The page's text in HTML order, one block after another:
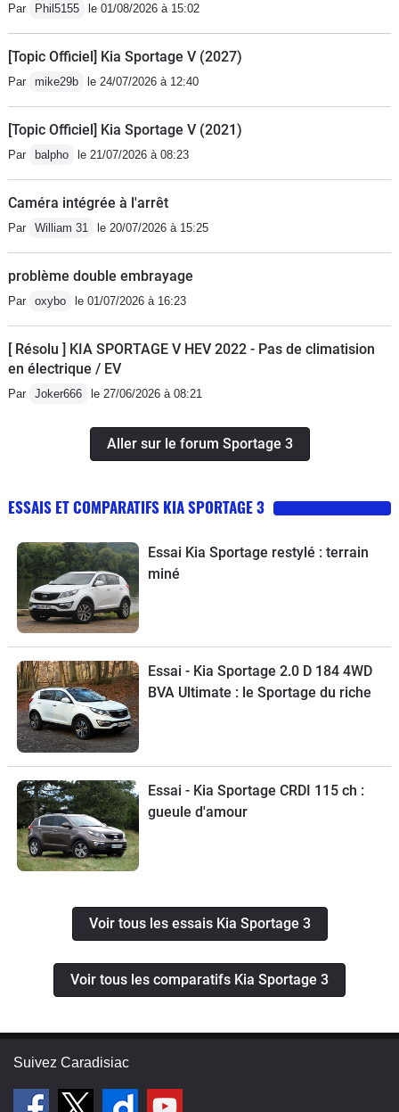
Par Phil5155 le 01/08/2026 à 15:02
[Topic Officiel] Kia Sportage V (2027)
Par mike29b le 24/07/2026 à 12:40
[Topic Officiel] Kia Sportage V (2021)
Par balpho le 21/07/2026 à 08:23
Caméra intégrée à l'arrêt
Par William 31 le 20/07/2026 à 15:25
problème double embrayage
Par oxybo le 01/07/2026 à 16:23
[ Résolu ] KIA SPORTAGE V HEV 2022 - Pas de climatision
en électrique / EV
Par Joker666 le 27/06/2026 à 08:21
Aller sur le forum Sportage 3
ESSAIS ET COMPARATIFS KIA SPORTAGE 3
Essai Kia Sportage restylé : terrain
miné
Essai - Kia Sportage 2.0 D 184 4WD
BVA Ultimate : le Sportage du riche
Essai - Kia Sportage CRDI 115 ch :
gueule d'amour
Voir tous les essais Kia Sportage 3
Voir tous les comparatifs Kia Sportage 3
Suivez Caradisiac